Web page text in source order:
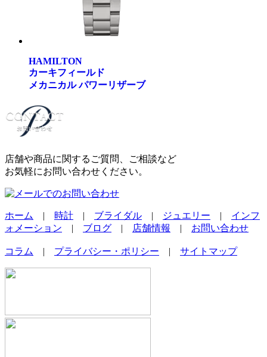
HAMILTON
カーキフィールド
メカニカル パワーリザーブ
店舗や商品に関するご質問、ご相談など
お気軽にお問い合わせください。
ホーム | 時計 | ブライダル | ジュエリー | インフ
ォメーション | ブログ | 店舗情報 | お問い合わせ
コラム | プライバシー・ポリシー | サイトマップ